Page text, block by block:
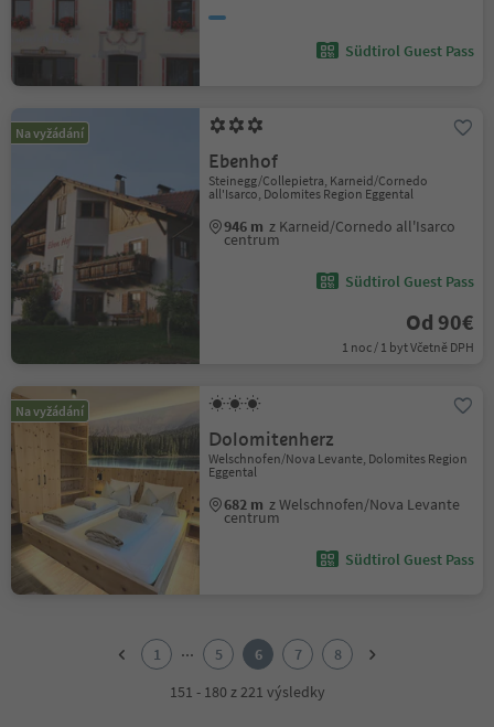
Südtirol Guest Pass
Na vyžádání
Ebenhof
Steinegg/Collepietra, Karneid/Cornedo
all'Isarco, Dolomites Region Eggental
946 m z Karneid/Cornedo all'Isarco
centrum
Südtirol Guest Pass
Od 90€
1 noc / 1 byt Včetně DPH
Na vyžádání
Dolomitenherz
Welschnofen/Nova Levante, Dolomites Region
Eggental
682 m z Welschnofen/Nova Levante
centrum
Südtirol Guest Pass
1 ... 5 6 7
8
151 - 180 z 221 výsledky